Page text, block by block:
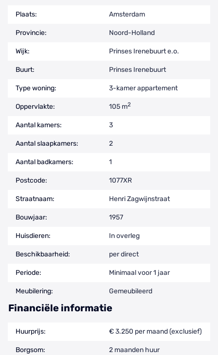
Plaats: Amsterdam
Provincie: Noord-Holland
Wijk: Prinses Irenebuurt e.o.
Buurt: Prinses Irenebuurt
Type woning: 3-kamer appartement
Oppervlakte: 105 m2
Aantal kamers: 3
Aantal slaapkamers: 2
Aantal badkamers: 1
Postcode: 1077XR
Straatnaam: Henri Zagwijnstraat
Bouwjaar: 1957
Huisdieren: In overleg
Beschikbaarheid: per direct
Periode: Minimaal voor 1 jaar
Meubilering: Gemeubileerd
Financiële informatie
Huurprijs: € 3.250 per maand (exclusief)
Borgsom: 2 maanden huur